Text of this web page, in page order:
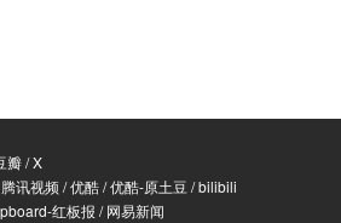
瓣/X
腾讯视频/优酷/优酷-原土豆 /bilibili
红板报 /网易新闻